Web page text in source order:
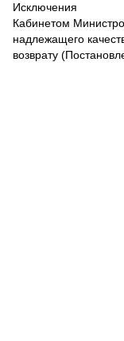
Исключения
Кабинетом
надлежащего
возврату